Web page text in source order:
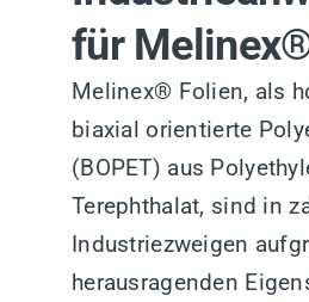
für
Melinex® Folien, als
biaxial orientierte
(BOPET) aus
Terephthalat, sind in
Industriezweigen
herausragenden